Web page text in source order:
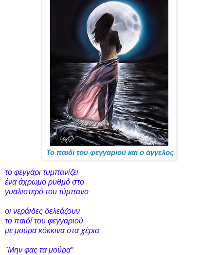
Το παιδί του φεγγαριού και ο άγγελος
το φεγγάρι τυμπανίζει
ένα άχρωμο ρυθμό στο
γυαλιστερό του τύμπανο
οι νεράιδες δελεάζουν
το παιδί του φεγγαριού
με μούρα κόκκινα στα χέρια
"Μην φας τα μούρα”